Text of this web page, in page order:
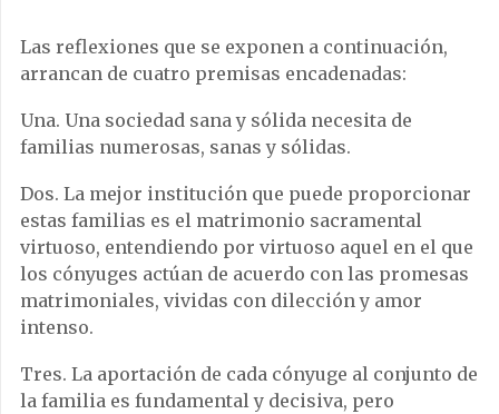
Las reflexiones que se exponen a continuación,
arrancan de cuatro premisas encadenadas:
Una. Una sociedad sana y sólida necesita de
familias numerosas, sanas y sólidas.
Dos. La mejor institución que puede proporcionar
estas familias es el matrimonio sacramental
virtuoso, entendiendo por virtuoso aquel en el que
los cónyuges actúan de acuerdo con las promesas
matrimoniales, vividas con dilección y amor
intenso.
Tres. La aportación de cada cónyuge al conjunto de
la familia es fundamental y decisiva, pero